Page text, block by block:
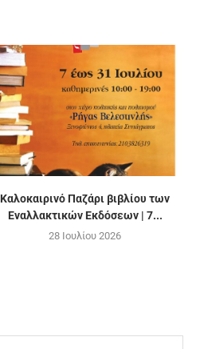
Καλοκαιρινό Παζάρι βιβλίου των
Εναλλακτικών Εκδόσεων | 7...
28 Ιουλίου 2026